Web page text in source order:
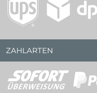
ZAHLARTEN